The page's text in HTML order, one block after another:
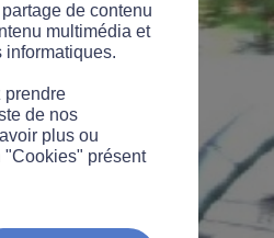
de contenu
multimédia et
informatiques.
prendre
de nos
plus ou
"Cookies" présent